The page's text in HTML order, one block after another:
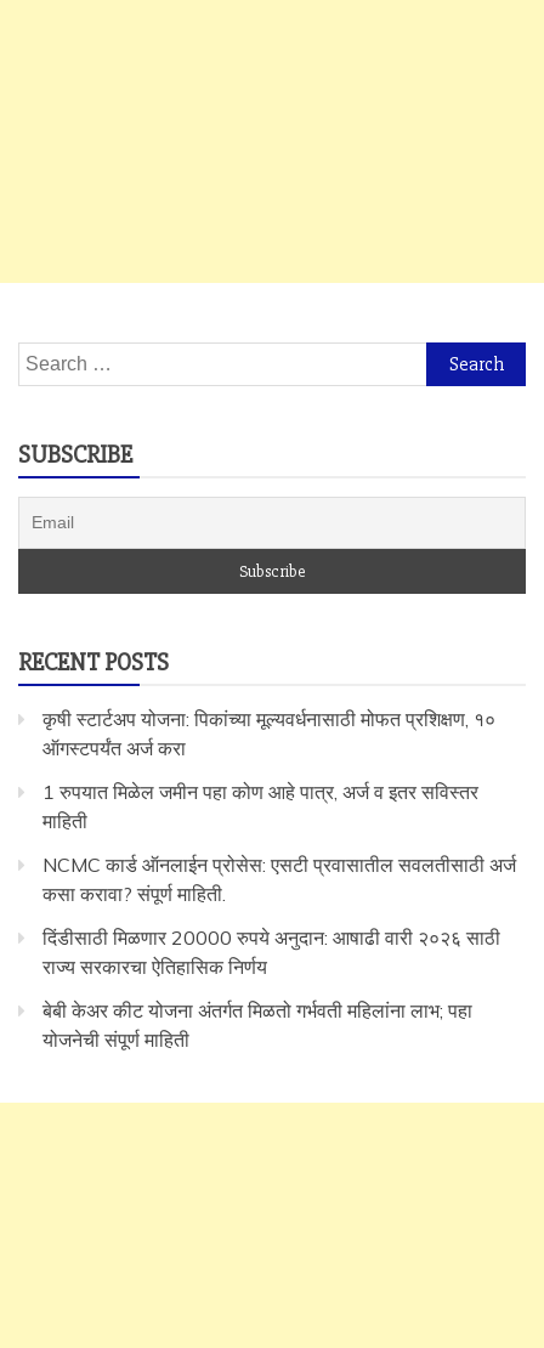
Search
for:
SUBSCRIBE
RECENT POSTS
कृषी स्टार्टअप योजना: पिकांच्या मूल्यवर्धनासाठी मोफत प्रशिक्षण, १०
ऑगस्टपर्यंत अर्ज करा
1 रुपयात मिळेल जमीन पहा कोण आहे पात्र, अर्ज व इतर सविस्तर
माहिती
NCMC कार्ड ऑनलाईन प्रोसेस: एसटी प्रवासातील सवलतीसाठी अर्ज
कसा करावा? संपूर्ण माहिती.
दिंडीसाठी मिळणार 20000 रुपये अनुदान: आषाढी वारी २०२६ साठी
राज्य सरकारचा ऐतिहासिक निर्णय
बेबी केअर कीट योजना अंतर्गत मिळतो गर्भवती महिलांना लाभ; पहा
योजनेची संपूर्ण माहिती